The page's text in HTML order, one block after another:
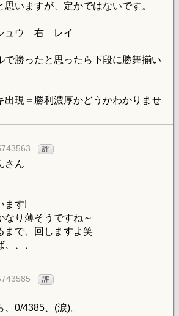
いますが、定かではないです。
ュウ 右 レイ
で勝ったと思ったら下段に勝舞揃い
出現＝勝利濃厚かどうかわかりませ
評
さん
ます!
なり薄そうですね～
まで、回しますよ笑
、、
評
0/4385、(涙)。